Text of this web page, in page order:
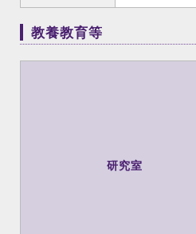
教養教育等
研究室